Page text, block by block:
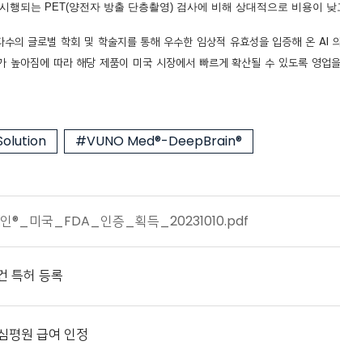
되는 PET(양전자 방출 단층촬영) 검사에 비해 상대적으로 비용이
수의 글로벌 학회 및 학술지를 통해 우수한 임상적 유효성을 입증해 온 AI
높아짐에 따라 해당 제품이 미국 시장에서 빠르게 확산될 수 있도록 영
#VUNO Med®-DeepBrain®
®_미국_FDA_인증_획득_20231010.pdf
특허 등록
평원 급여 인정